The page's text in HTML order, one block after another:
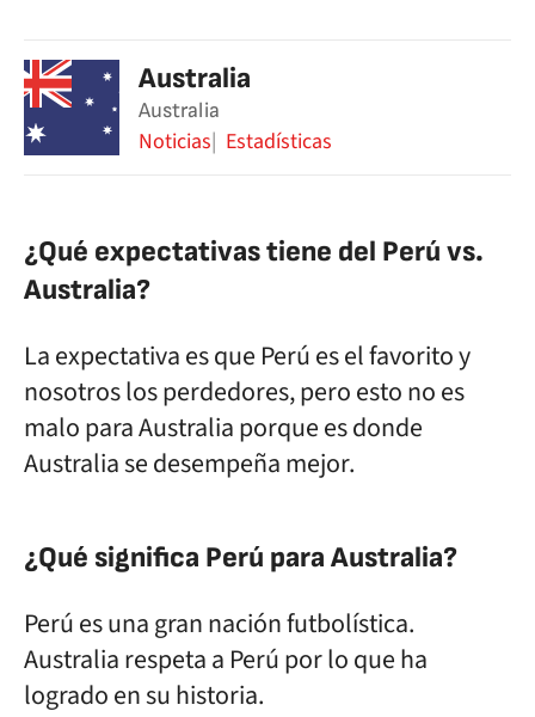
Australia
Australia
Noticias Estadísticas
¿Qué expectativas tiene del Perú vs.
Australia?
La expectativa es que Perú es el favorito y
nosotros los perdedores, pero esto no es
malo para Australia porque es donde
Australia se desempeña mejor.
¿Qué significa Perú para Australia?
Perú es una gran nación futbolística.
Australia respeta a Perú por lo que ha
logrado en su historia.